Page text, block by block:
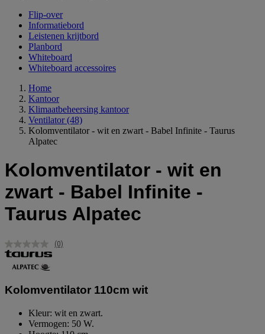
Flip-over
Informatiebord
Leistenen krijtbord
Planbord
Whiteboard
Whiteboard accessoires
Home
Kantoor
Klimaatbeheersing kantoor
Ventilator (48)
Kolomventilator - wit en zwart - Babel Infinite - Taurus
Alpatec
Kolomventilator - wit en
zwart - Babel Infinite -
Taurus Alpatec
Geen
(0)
Kolomventilator 110cm wit
Kleur: wit en zwart.
Vermogen: 50 W.